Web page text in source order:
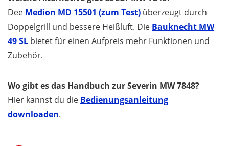
Dee Medion MD 15501 (zum Test) überzeugt durch
Doppelgrill und bessere Heißluft. Die Bauknecht MW
49 SL bietet für einen Aufpreis mehr Funktionen und
Zubehör.
Wo gibt es das Handbuch zur Severin MW 7848?
Hier kannst du die Bedienungsanleitung
downloaden.